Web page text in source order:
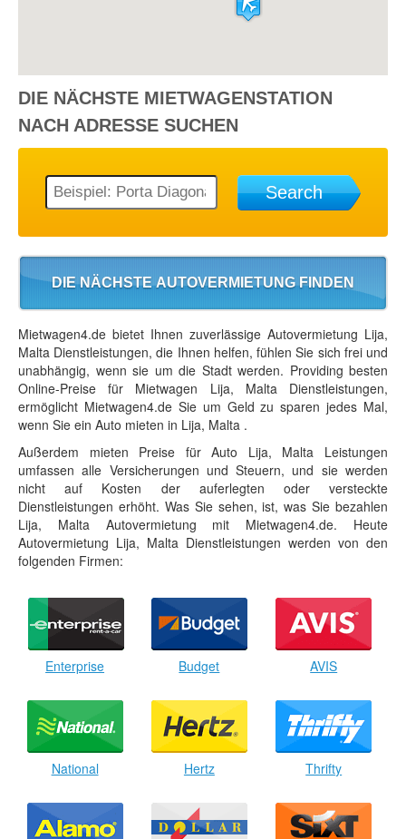
DIE NÄCHSTE MIETWAGENSTATION
NACH ADRESSE SUCHEN
Search
DIE NÄCHSTE AUTOVERMIETUNG FINDEN
Mietwagen4.de bietet Ihnen zuverlässige Autovermietung Lija,
Malta Dienstleistungen, die Ihnen helfen, fühlen Sie sich frei und
unabhängig, wenn sie um die Stadt werden. Providing besten
Online-Preise für Mietwagen Lija, Malta Dienstleistungen,
ermöglicht Mietwagen4.de Sie um Geld zu sparen jedes Mal,
wenn Sie ein Auto mieten in Lija, Malta .
Außerdem mieten Preise für Auto Lija, Malta Leistungen
umfassen alle Versicherungen und Steuern, und sie werden
nicht auf Kosten der auferlegten oder versteckte
Dienstleistungen erhöht. Was Sie sehen, ist, was Sie bezahlen
Lija, Malta Autovermietung mit Mietwagen4.de. Heute
Autovermietung Lija, Malta Dienstleistungen werden von den
folgenden Firmen:
Enterprise Budget AVIS
National Hertz Thrifty